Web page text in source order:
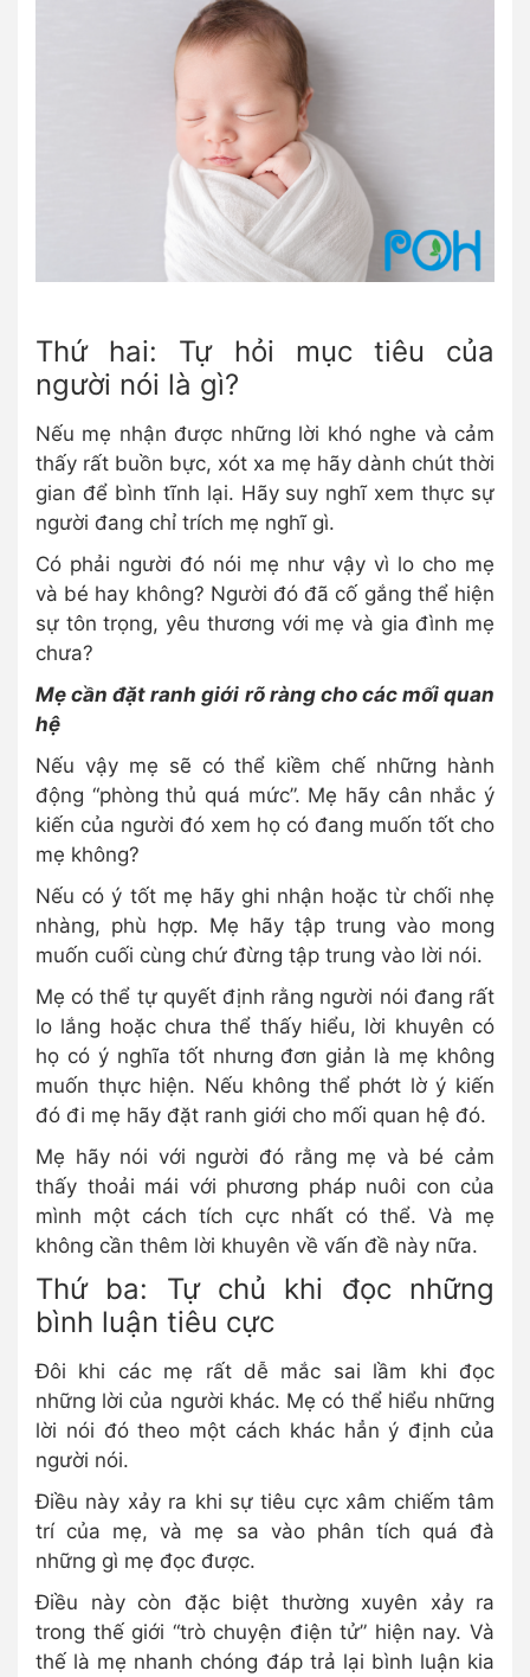
Thứ hai: Tự hỏi mục tiêu của
người nói là gì?
Nếu mẹ nhận được những lời khó nghe và cảm
thấy rất buồn bực, xót xa mẹ hãy dành chút thời
gian để bình tĩnh lại. Hãy suy nghĩ xem thực sự
người đang chỉ trích mẹ nghĩ gì.
Có phải người đó nói mẹ như vậy vì lo cho mẹ
và bé hay không? Người đó đã cố gắng thể hiện
sự tôn trọng, yêu thương với mẹ và gia đình mẹ
chưa?
Mẹ cần đặt ranh giới rõ ràng cho các mối quan
hệ
Nếu vậy mẹ sẽ có thể kiềm chế những hành
động “phòng thủ quá mức”. Mẹ hãy cân nhắc ý
kiến của người đó xem họ có đang muốn tốt cho
mẹ không?
Nếu có ý tốt mẹ hãy ghi nhận hoặc từ chối nhẹ
nhàng, phù hợp. Mẹ hãy tập trung vào mong
muốn cuối cùng chứ đừng tập trung vào lời nói.
Mẹ có thể tự quyết định rằng người nói đang rất
lo lắng hoặc chưa thể thấy hiểu, lời khuyên có
họ có ý nghĩa tốt nhưng đơn giản là mẹ không
muốn thực hiện. Nếu không thể phớt lờ ý kiến
đó đi mẹ hãy đặt ranh giới cho mối quan hệ đó.
Mẹ hãy nói với người đó rằng mẹ và bé cảm
thấy thoải mái với phương pháp nuôi con của
mình một cách tích cực nhất có thể. Và mẹ
không cần thêm lời khuyên về vấn đề này nữa.
Thứ ba: Tự chủ khi đọc những
bình luận tiêu cực
Đôi khi các mẹ rất dễ mắc sai lầm khi đọc
những lời của người khác. Mẹ có thể hiểu những
lời nói đó theo một cách khác hẳn ý định của
người nói.
Điều này xảy ra khi sự tiêu cực xâm chiếm tâm
trí của mẹ, và mẹ sa vào phân tích quá đà
những gì mẹ đọc được.
Điều này còn đặc biệt thường xuyên xảy ra
trong thế giới “trò chuyện điện tử” hiện nay. Và
thế là mẹ nhanh chóng đáp trả lại bình luận kia